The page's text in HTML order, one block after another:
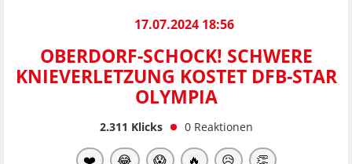
17.07.2024 18:56
OBERDORF-SCHOCK! SCHWERE
KNIEVERLETZUNG KOSTET DFB-STAR
OLYMPIA
2.311 Klicks 0 Reaktionen
❤️ 😂 😱 🔥 😥 👏